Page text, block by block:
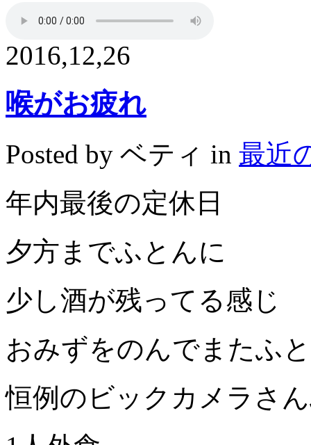
2016,12,26
喉がお疲れ
Posted by ベティ in 最近
年内最後の定休日
夕方までふとんに
少し酒が残ってる感じ
おみずをのんでまたふ
恒例のビックカメラさ